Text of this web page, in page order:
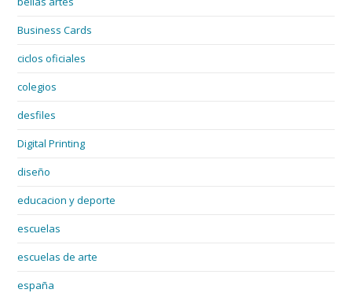
Business Cards
ciclos oficiales
colegios
desfiles
Digital Printing
diseño
educacion y deporte
escuelas
escuelas de arte
españa